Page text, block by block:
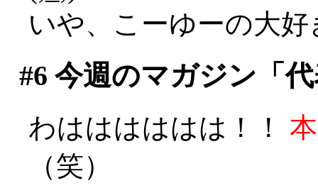
いや、こーゆーの大
#6 今週のマガジン「
わはははははは！！
（笑）